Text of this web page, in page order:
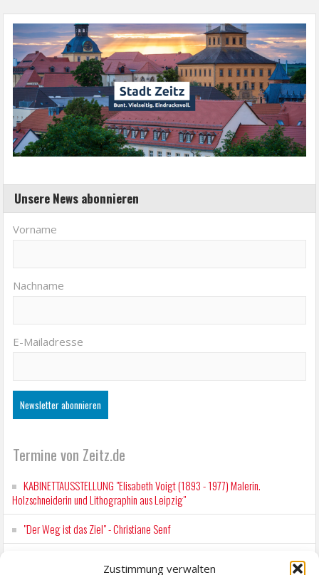
Zustimmung verwalten
Unsere News abonnieren
Vorname
Nachname
E-Mailadresse
Termine von Zeitz.de
KABINETTAUSSTELLUNG "Elisabeth Voigt (1893 - 1977) Malerin.
Holzschneiderin und Lithographin aus Leipzig"
"Der Weg ist das Ziel" - Christiane Senf